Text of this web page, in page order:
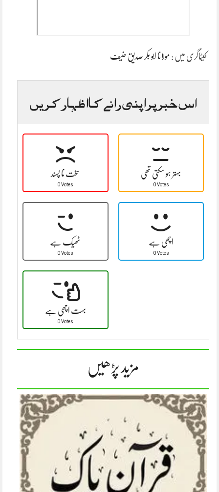
کیٹاگری میں : مولانا ابو بکر صدیق حنیف
اس خبر پر اپنی رائے کا اظہار کریں
سخت نا پسند
0 Votes
بہتر ہو سکتی تھی
0 Votes
ٹھیک ہے
0 Votes
اچھی ہے
0 Votes
بہت اچھی ہے
0 Votes
مزید پڑھیں